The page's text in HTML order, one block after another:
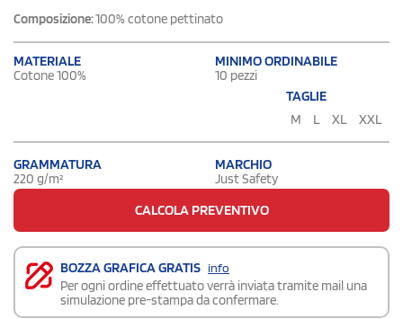
Composizione:100% cotone pettinato
MATERIALE
Cotone 100%
MINIMO ORDINABILE
10 pezzi
TAGLIE
M
L XL XXL
GRAMMATURA
220 g/m²
MARCHIO
Just Safety
CALCOLA PREVENTIVO
BOZZA GRAFICA GRATIS info
Per ogni ordine effettuato verrà inviata tramite mail una
simulazione pre-stampa da confermare.